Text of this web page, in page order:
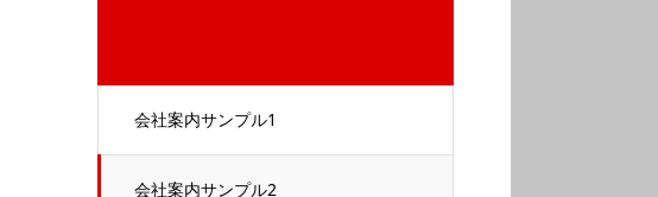
会社案内サンプル1
会社案内サンプル2